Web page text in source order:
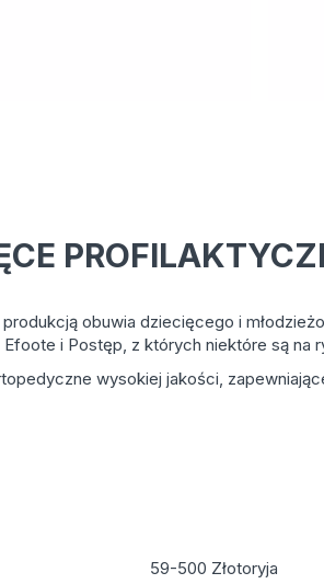
obuwia dziecięcego i
i Postęp, z których niektóre są na
wysokiej jakości,
59-500 Złotoryja